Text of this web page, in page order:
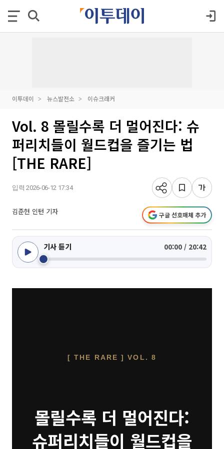
이투데이 뉴스발전소 이슈크래커
Vol. 8 몰릴수록 더 멀어진다: 슈
퍼리치들이 월드컵을 즐기는 법
[THE RARE]
입력 2026-06-12 17:34
김준현 인턴 기자 구글 선호매체 추가
기사 듣기 00:00 / 20:42
[ THE RARE ] VOL. 8
몰릴수록 더 멀어진다:
슈퍼리치들이 월드컵을